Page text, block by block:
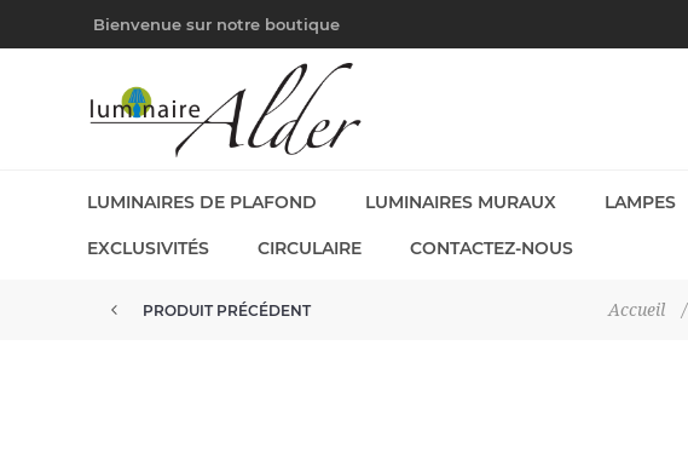
Bienvenue sur notre boutique
LUMINAIRES DE PLAFOND LUMINAIRES MURAUX LAMPES
EXCLUSIVITÉS CIRCULAIRE CONTACTEZ-NOUS
Accueil /
PRODUIT PRÉCÉDENT